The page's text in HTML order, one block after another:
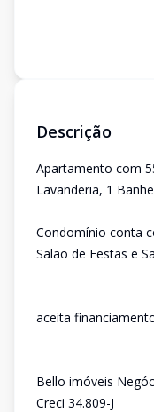
Descrição
Apartamento com
Lavanderia, 1
Condomínio conta
Salão de Festas e
aceita
Bello imóveis
Creci 34.809-J